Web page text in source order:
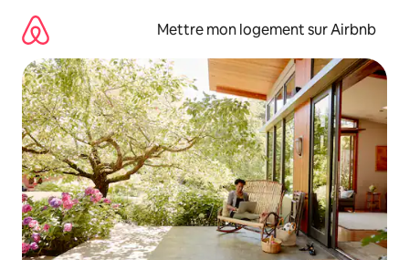
directement
contenu
Mettre mon logement sur Airbnb